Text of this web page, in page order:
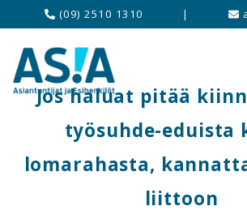
(09) 2510 1310 |
Jos haluat pitää
työsuhde-eduista
lomarahasta,
liittoon